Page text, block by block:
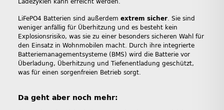
LiFePO4 Batterien sind außerdem extrem sicher . Sie sind
weniger anfällig für Überhitzung und es besteht kein
Explosionsrisiko, was sie zu einer besonders sicheren Wahl für
den Einsatz in Wohnmobilen macht. Durch ihre integrierte
Batteriemanagementsysteme (BMS) wird die Batterie vor
Überladung, Überhitzung und Tiefenentladung geschützt,
was für einen sorgenfreien Betrieb sorgt.
Da geht aber noch mehr: